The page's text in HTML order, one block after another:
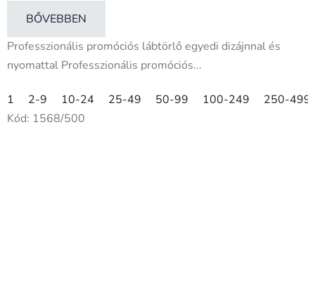
BŐVEBBEN
Professzionális promóciós lábtörlő egyedi dizájnnal és
nyomattal Professzionális promóciós...
1 2-9 10-24 25-49 50-99 100-249
250-499
Kód: 1568/500